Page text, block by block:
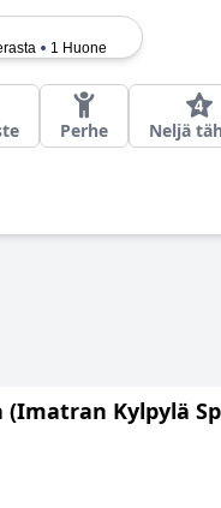
1 Huone
Perhe Neljä
Kylpylä